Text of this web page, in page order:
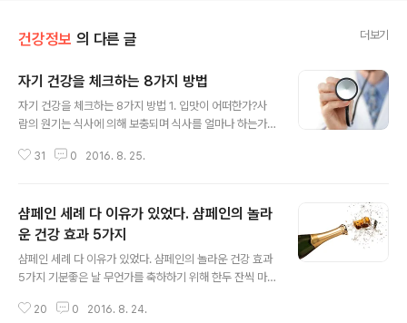
건강정보 의 다른 글 더보기
자기 건강을 체크하는 8가지 방법
자기 건강을 체크하는 8가지 방법 1. 입맛이 어떠한가?사
람의 원기는 식사에 의해 보충되며 식사를 얼마나 하는가
몸의 건강을 잘 반영한다. 정신적으로나 육체적으로 건강
찾아보고 제때에 올바른 대책을 세우도록 해야 한다. 2. 잠
을 잘 자는가? 잠을 잘 못자면 주의력이 낮아지고 운동기능
도 약해질 뿐 아니라 신경도 긴장된 상태로 있게 되고, 간기
능도 낮아지는 등 몸에 많은 변화를 일으키게 된다. 일찍 자
고 잠을 자는 습관은 좋지 않다. 3. 신경질이 나지 않는가?
31 0 2016. 8. 25.
샴페인 세례 다 이유가 있었다. 샴페인의 놀라
운 건강 효과 5가지
샴페인 세례 다 이유가 있었다. 샴페인의 놀라운 건강 효과
5가지 기분좋은 날 무언가를 축하하기 위해 한두 잔씩 마
론 치매예방까지 해준다는 사실 아셨나요?그동안 사치스
20 0 2016. 8. 24.